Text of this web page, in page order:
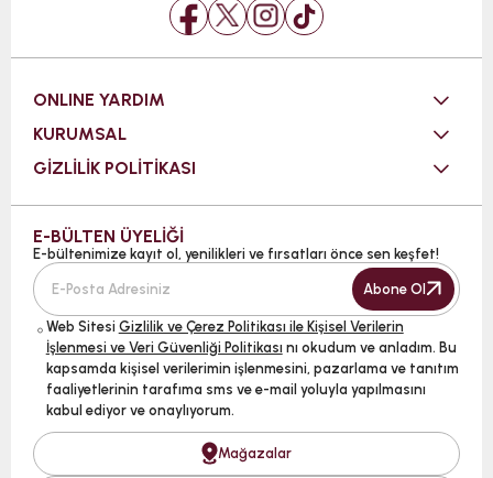
ONLINE YARDIM
KURUMSAL
GİZLİLİK POLİTİKASI
E-BÜLTEN ÜYELİĞİ
E-bültenimize kayıt ol, yenilikleri ve fırsatları önce sen keşfet!
Abone Ol
Web Sitesi Gizlilik ve Çerez Politikası ile Kişisel Verilerin
İşlenmesi ve Veri Güvenliği Politikası nı okudum ve anladım. Bu
kapsamda kişisel verilerimin işlenmesini, pazarlama ve tanıtım
faaliyetlerinin tarafıma sms ve e-mail yoluyla yapılmasını
kabul ediyor ve onaylıyorum.
Mağazalar